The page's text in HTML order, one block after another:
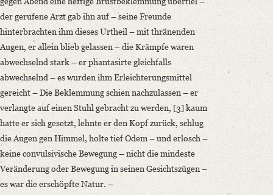
der gerufene Arzt gab ihn auf – seine Freunde
hinterbrachten ihm dieses Urtheil – mit thränenden
Augen, er allein blieb gelassen – die Krämpfe waren
abwechselnd stark – er phantasirte gleichfalls
abwechselnd – es wurden ihm Erleichterungsmittel
gereicht – Die Beklemmung schien nachzulassen – er
verlangte auf einen Stuhl gebracht zu werden, [3] kaum
hatte er sich gesetzt, lehnte er den Kopf zurück, schlug
die Augen gen Himmel, holte tief Odem – und erlosch –
keine convulsivische Bewegung – nicht die mindeste
Veränderung oder Bewegung in seinen Gesichtszügen –
es war die erschöpfte Natur. –